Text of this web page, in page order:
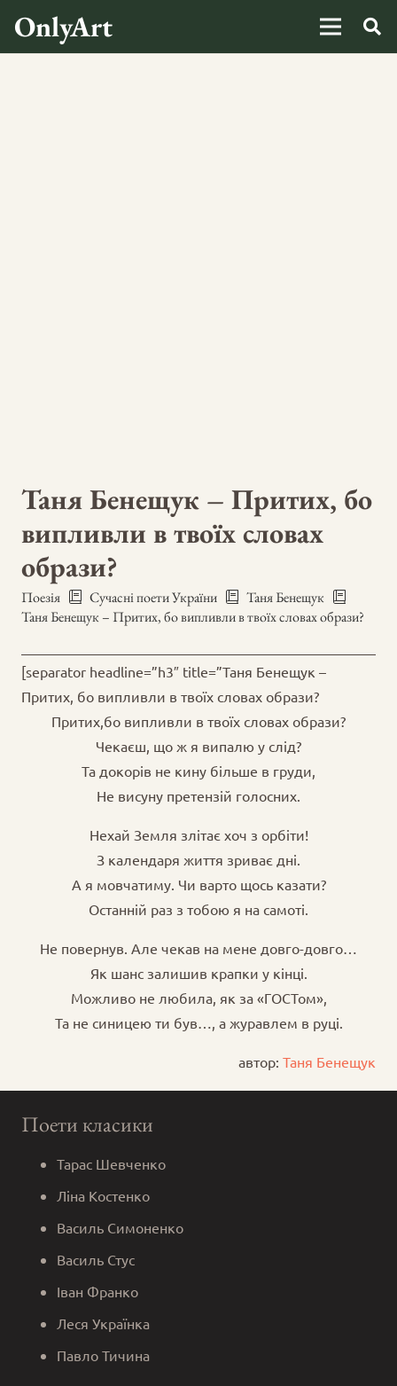
OnlyArt
Таня Бенещук – Притих, бо
випливли в твоїх словах
образи?
Поезія Сучасні поети України
Таня Бенещук
Таня Бенещук – Притих, бо випливли в твоїх словах образи?
[separator headline=”h3″ title=”Таня Бенещук –
Притих, бо випливли в твоїх словах образи?
Притих,бо випливли в твоїх словах образи?
Чекаєш, що ж я випалю у слід?
Та докорів не кину більше в груди,
Не висуну претензій голосних.
Нехай Земля злітає хоч з орбіти!
З календаря життя зриває дні.
А я мовчатиму. Чи варто щось казати?
Останній раз з тобою я на самоті.
Не повернув. Але чекав на мене довго-довго…
Як шанс залишив крапки у кінці.
Можливо не любила, як за «ГОСТом»,
Та не синицею ти був…, а журавлем в руці.
автор: Таня Бенещук
Поети класики
Тарас Шевченко
Ліна Костенко
Василь Симоненко
Василь Стус
Іван Франко
Леся Українка
Павло Тичина